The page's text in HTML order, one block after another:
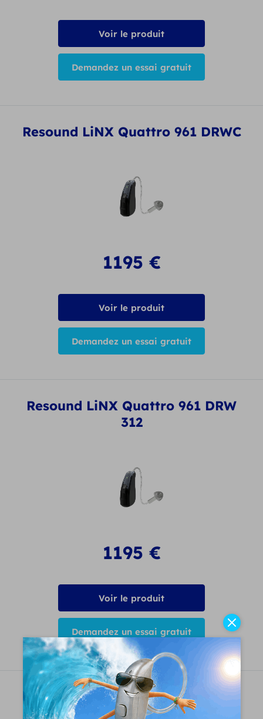
Voir le produit
Demandez un essai gratuit
Resound LiNX Quattro 961 DRWC
1195 €
Voir le produit
Demandez un essai gratuit
Resound LiNX Quattro 961 DRW
312
1195 €
Voir le produit
Demandez un essai gratuit
Resound Omnia RU962 DRW